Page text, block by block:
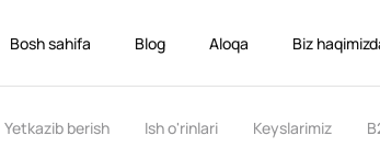
Bosh sahifa Blog Aloqa Biz
Yetkazib berish Ish o'rinlari Keyslarimiz